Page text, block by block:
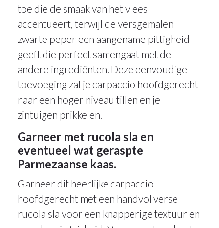
toe die de smaak van het vlees
accentueert, terwijl de versgemalen
zwarte peper een aangename pittigheid
geeft die perfect samengaat met de
andere ingrediënten. Deze eenvoudige
toevoeging zal je carpaccio hoofdgerecht
naar een hoger niveau tillen en je
zintuigen prikkelen.
Garneer met rucola sla en
eventueel wat geraspte
Parmezaanse kaas.
Garneer dit heerlijke carpaccio
hoofdgerecht met een handvol verse
rucola sla voor een knapperige textuur en